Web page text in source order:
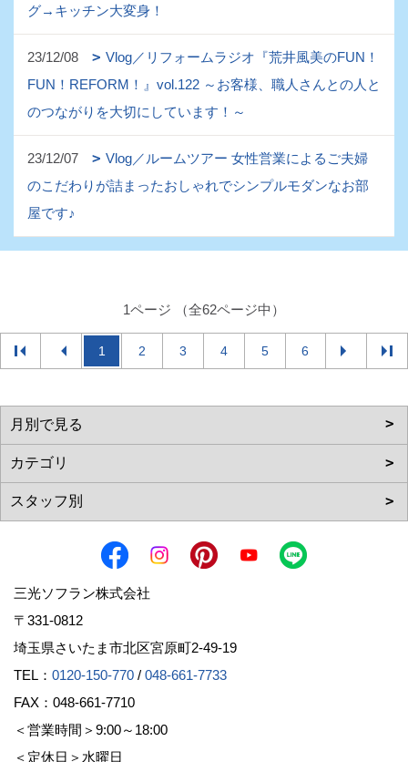
グ→キッチン大変身！
23/12/08
Vlog／リフォームラジオ『荒井風美のFUN！
FUN！REFORM！』vol.122 ～お客様、職人さんとの人と
のつながりを大切にしています！～
23/12/07
Vlog／ルームツアー 女性営業によるご夫婦
のこだわりが詰まったおしゃれでシンプルモダンなお部
屋です♪
1ページ （全62ページ中）
1 2 3 4 5 6
三光ソフラン株式会社
〒331-0812
埼玉県さいたま市北区宮原町2-49-19
TEL： 0120-150-770 / 048-661-7733
FAX：048-661-7710
＜営業時間＞9:00～18:00
＜定休日＞水曜日